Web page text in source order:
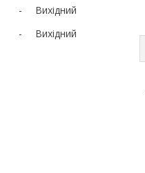
Вихідний
Вихідний